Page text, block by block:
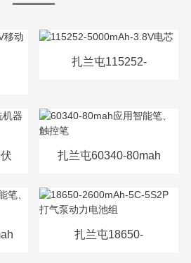
扎兰屯115252-
扎兰屯60340-80mah
扎兰屯18650-